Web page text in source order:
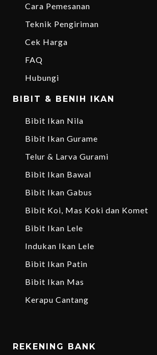
Cara Pemesanan
Teknik Pengiriman
Cek Harga
FAQ
Hubungi
BIBIT & BENIH IKAN
Bibit Ikan Nila
Bibit Ikan Gurame
Telur & Larva Gurami
Bibit Ikan Bawal
Bibit Ikan Gabus
Bibit Koi, Mas Koki dan Komet
Bibit Ikan Lele
Indukan Ikan Lele
Bibit Ikan Patin
Bibit Ikan Mas
Kerapu Cantang
REKENING BANK